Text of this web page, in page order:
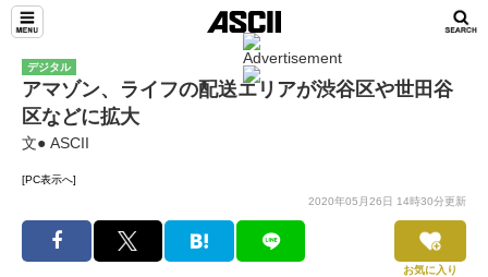
デジタル
アマゾン、ライフの配送エリアが渋谷区や世田谷
区などに拡大
文● ASCII
[PC表示へ]
2020年05月26日 14時30分更新
お気に入り